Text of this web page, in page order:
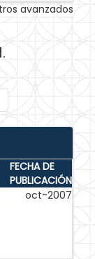
avanzados
FECHA DE
PUBLICACIÓN
oct-2007